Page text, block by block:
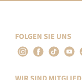
FOLGEN SIE UNS